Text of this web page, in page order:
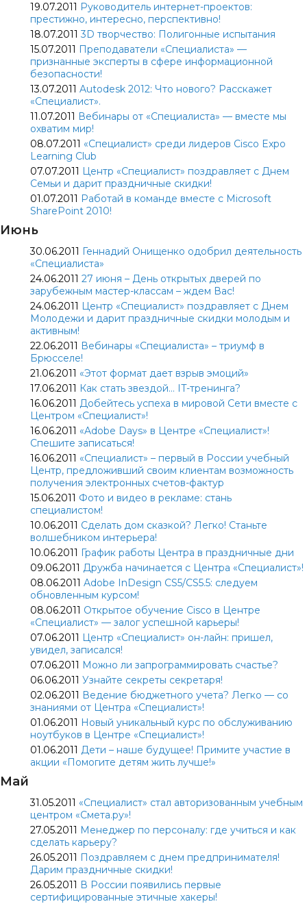
19.07.2011 Руководитель интернет-проектов:
престижно, интересно, перспективно!
18.07.20113D творчество: Полигонные испытания
15.07.2011 Преподаватели «Специалиста» —
признанные эксперты в сфере информационной
безопасности!
13.07.2011 Autodesk 2012: Что нового? Расскажет
«Специалист».
11.07.2011 Вебинары от «Специалиста» — вместе мы
охватим мир!
08.07.2011 «Специалист» среди лидеров Cisco Expo
Learning Club
07.07.2011 Центр «Специалист» поздравляет с Днем
Семьи и дарит праздничные скидки!
01.07.2011 Работай в команде вместе с Microsoft
SharePoint 2010!
Июнь
30.06.2011 Геннадий Онищенко одобрил деятельность
«Специалиста»
24.06.2011 27 июня – День открытых дверей по
зарубежным мастер-классам – ждем Вас!
24.06.2011 Центр «Специалист» поздравляет с Днем
Молодежи и дарит праздничные скидки молодым и
активным!
22.06.2011 Вебинары «Специалиста» – триумф в
Брюсселе!
21.06.2011 «Этот формат дает взрыв эмоций»
17.06.2011 Как стать звездой… IT-тренинга?
16.06.2011 Добейтесь успеха в мировой Сети вместе с
Центром «Специалист»!
16.06.2011 «Adobe Days» в Центре «Специалист»!
Спешите записаться!
16.06.2011 «Специалист» – первый в России учебный
Центр, предложивший своим клиентам возможность
получения электронных счетов-фактур
15.06.2011 Фото и видео в рекламе: cтань
cпециалистом!
10.06.2011 Сделать дом сказкой? Легко! Станьте
волшебником интерьера!
10.06.2011 График работы Центра в праздничные дни
09.06.2011 Дружба начинается с Центра «Специалист»!
08.06.2011 Adobe InDesign CS5/CS5.5: следуем
обновленным курсом!
08.06.2011 Открытое обучение Cisco в Центре
«Специалист» — залог успешной карьеры!
07.06.2011 Центр «Специалист» он-лайн: пришел,
увидел, записался!
07.06.2011 Можно ли запрограммировать счастье?
06.06.2011 Узнайте секреты секретаря!
02.06.2011 Ведение бюджетного учета? Легко — со
знаниями от Центра «Специалист»!
01.06.2011 Новый уникальный курс по обслуживанию
ноутбуков в Центре «Специалист»!
01.06.2011 Дети – наше будущее! Примите участие в
акции «Помогите детям жить лучше!»
Май
31.05.2011 «Специалист» стал авторизованным учебным
центром «Смета.ру»!
27.05.2011 Менеджер по персоналу: где учиться и как
сделать карьеру?
26.05.2011 Поздравляем с днем предпринимателя!
Дарим праздничные скидки!
26.05.2011 В России появились первые
сертифицированные этичные хакеры!